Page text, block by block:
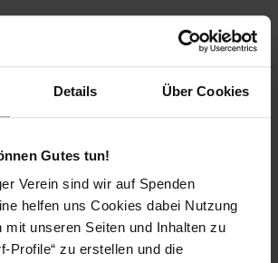
Details Über Cookies
Gutes tun!
Verein sind wir auf Spenden
helfen uns Cookies dabei Nutzung
mit unseren Seiten und Inhalten zu
Profile“ zu erstellen und die